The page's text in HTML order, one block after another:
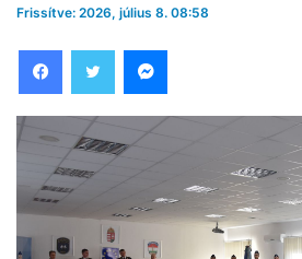
Frissítve: 2026, július 8. 08:58